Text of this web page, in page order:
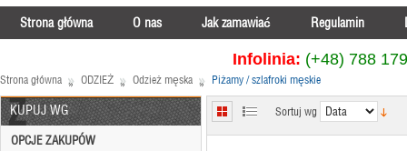
Strona główna O nas Jak zamawiać Regulamin
Infolinia: (+48) 788
Strona główna » ODZIEŻ » Odzież męska » Piżamy / szlafroki męskie
KUPUJ WG
OPCJE ZAKUPÓW
Sortuj wg